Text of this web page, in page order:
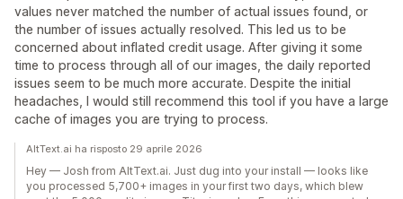
values never matched the number of actual issues found, or
the number of issues actually resolved. This led us to be
concerned about inflated credit usage. After giving it some
time to process through all of our images, the daily reported
issues seem to be much more accurate. Despite the initial
headaches, I would still recommend this tool if you have a large
cache of images you are trying to process.
AltText.ai ha risposto 29 aprile 2026
Hey — Josh from AltText.ai. Just dug into your install — looks like
you processed 5,700+ images in your first two days, which blew